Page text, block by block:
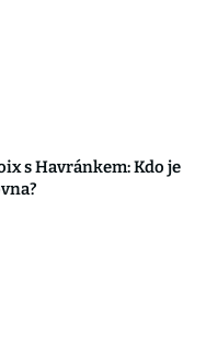
s Havránkem: Kdo je